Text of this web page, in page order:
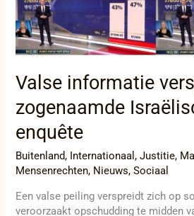
Valse informatie
zogenaamde
enquête
Buitenland, Internationaal,Justitie,
Mensenrechten, Nieuws,Sociaal
Een valse peiling verspreidt zich op
veroorzaakt opschudding te midden
verspreid
over
zogenaamde
Israëlisch
enquête